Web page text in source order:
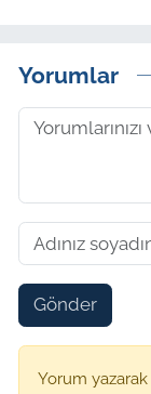
Yorumlar
Gönder
Yorum yazarak